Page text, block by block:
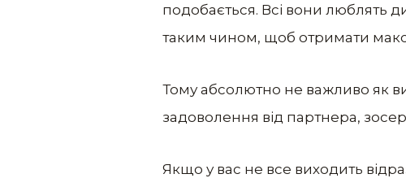
подобається. Всі вони люблять
таким чином, щоб отримати
Тому абсолютно не важливо як
задоволення від партнера,
Якщо у вас не все виходить